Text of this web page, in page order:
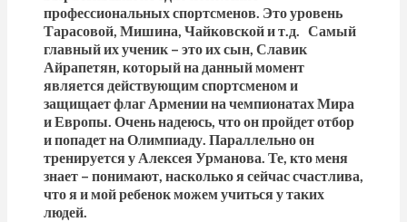
профессиональных спортсменов. Это уровень
Тарасовой, Мишина, Чайковской и т.д. Самый
главный их ученик – это их сын, Славик
Айрапетян, который на данный момент
является действующим спортсменом и
защищает флаг Армении на чемпионатах Мира
и Европы. Очень надеюсь, что он пройдет отбор
и попадет на Олимпиаду. Параллельно он
тренируется у Алексея Урманова. Те, кто меня
знает – понимают, насколько я сейчас счастлива,
что я и мой ребенок можем учиться у таких
людей.